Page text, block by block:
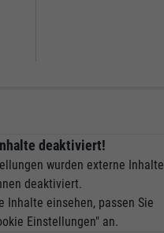
deaktiviert!
wurden externe Inhalte
deaktiviert.
Inhalte einsehen, passen Sie
Einstellungen" an.